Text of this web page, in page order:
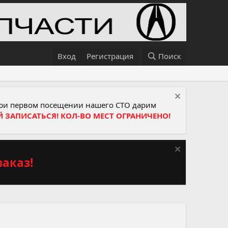
Вход Регистрация Поиск
первом посещении нашего СТО дарим
ЗАПИСАТЬСЯ! КОЛ-ВО МЕСТ ОГРАНИЧЕНО!